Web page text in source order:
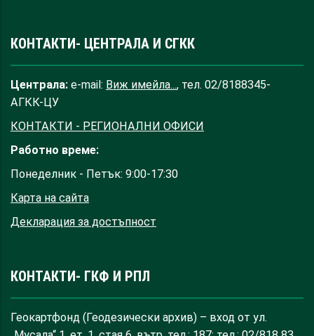
КОНТАКТИ- ЦЕНТРАЛА И СГКК
Централа: e-mail: Виж имейла..., тел. 02/8188345-
АГКК-ЦУ
КОНТАКТИ - РЕГИОНАЛНИ ОФИСИ
Работно време:
Понеделник - Петък: 9:00-17:30
Карта на сайта
Декларация за достъпност
КОНТАКТИ- ГКФ И РПЛ
Геокартфонд (Геодезически архив) – вход от ул.